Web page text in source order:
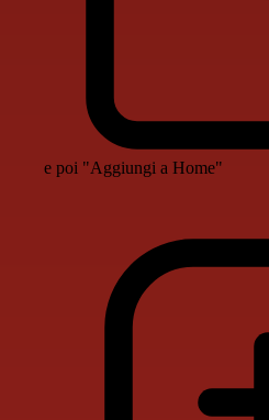
e poi "Aggiungi a Home"